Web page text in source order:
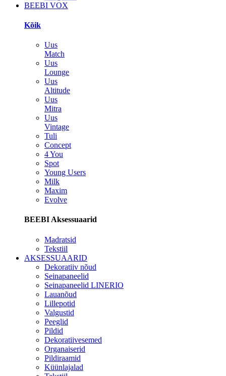
BEEBI VOX
Kõik
Uus
Match
Uus
Lounge
Uus
Altitude
Uus
Mitra
Uus
Vintage
Tuli
Concept
4 You
Spot
Young Users
Milk
Maxim
Evolve
BEEBI Aksessuaarid
Madratsid
Tekstiil
AKSESSUAARID
Dekoratiiv nõud
Seinapaneelid
Seinapaneelid LINERIO
Lauanõud
Lillepotid
Valgustid
Peeglid
Pildid
Dekoratiivesemed
Organaiserid
Pildiraamid
Küünlajalad